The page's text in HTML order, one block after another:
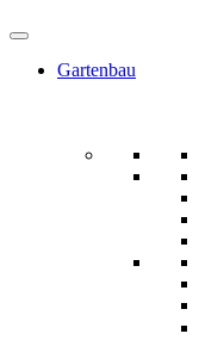
Gartenbau